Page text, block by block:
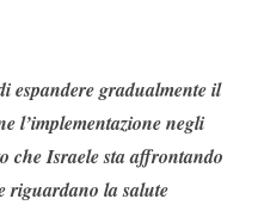
espandere gradualmente il
l’implementazione negli
che Israele sta affrontando
riguardano la salute